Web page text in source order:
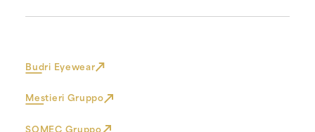
Budri Eyewear
Mestieri Gruppo
SOMEC Gruppo